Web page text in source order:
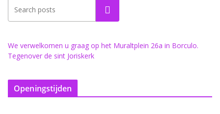
Zoeken
We verwelkomen u graag op het Muraltplein 26a in Borculo.
Tegenover de sint Joriskerk
Openingstijden